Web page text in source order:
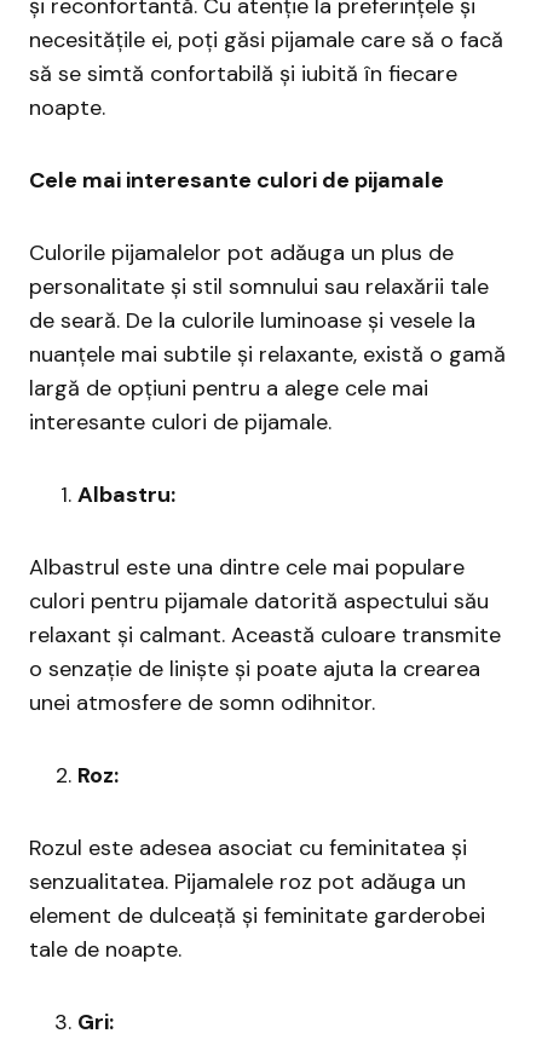
și reconfortantă. Cu atenție la preferințele și
necesitățile ei, poți găsi pijamale care să o facă
să se simtă confortabilă și iubită în fiecare
noapte.
Cele mai interesante culori de pijamale
Culorile pijamalelor pot adăuga un plus de
personalitate și stil somnului sau relaxării tale
de seară. De la culorile luminoase și vesele la
nuanțele mai subtile și relaxante, există o gamă
largă de opțiuni pentru a alege cele mai
interesante culori de pijamale.
Albastru:
Albastrul este una dintre cele mai populare
culori pentru pijamale datorită aspectului său
relaxant și calmant. Această culoare transmite
o senzație de liniște și poate ajuta la crearea
unei atmosfere de somn odihnitor.
Roz:
Rozul este adesea asociat cu feminitatea și
senzualitatea. Pijamalele roz pot adăuga un
element de dulceață și feminitate garderobei
tale de noapte.
Gri: